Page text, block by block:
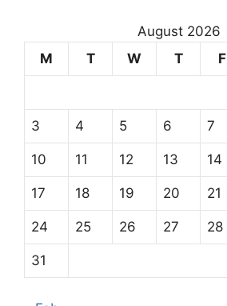
August 2026
M
T W T F
3 4 5 6 7
10 11 12 13 14
17 18 19 20 21
24 25 26 27 28
31